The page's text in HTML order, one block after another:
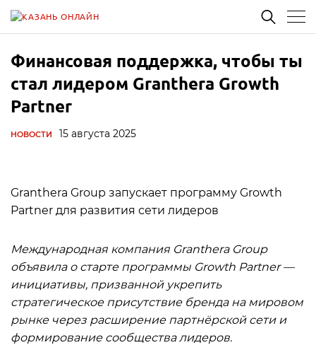
Финансовая поддержка, чтобы ты
стал лидером Granthera Growth
Partner
НОВОСТИ 15 августа 2025
Granthera Group запускает программу Growth
Partner для развития сети лидеров
Международная компания Granthera Group
объявила о старте программы Growth Partner —
инициативы, призванной укрепить
стратегическое присутствие бренда на мировом
рынке через расширение партнёрской сети и
формирование сообщества лидеров.